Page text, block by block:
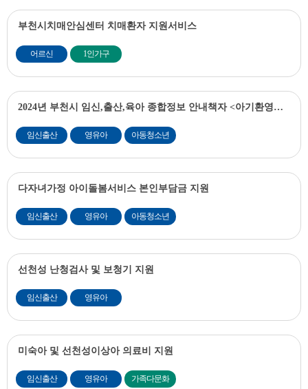
부천시치매안심센터 치매환자 지원서비스
어르신 1인가구
2024년 부천시 임신,출산,육아 종합정보 안내책자 <아기환영부
임신출산 영유아 아동청소년
다자녀가정 아이돌봄서비스 본인부담금 지원
임신출산 영유아 아동청소년
선천성 난청검사 및 보청기 지원
임신출산 영유아
미숙아 및 선천성이상아 의료비 지원
임신출산 영유아 가족다문화